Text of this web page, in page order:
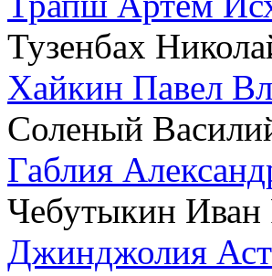
Тузенбах
Хайкин Павел
Соленый
Габлия
Чебутыкин Иван
Джинджолия